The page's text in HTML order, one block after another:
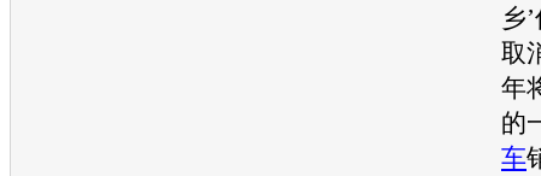
乡
取
年
的
车